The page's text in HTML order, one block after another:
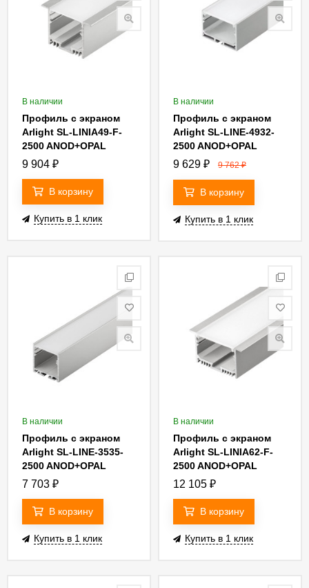
В наличии
Профиль с экраном
Arlight SL-LINIA49-F-
2500 ANOD+OPAL
020469
9 904 ₽
В корзину
Купить в 1 клик
В наличии
Профиль с экраном
Arlight SL-LINE-4932-
2500 ANOD+OPAL
020465
9 629 ₽ 9 762₽
В корзину
Купить в 1 клик
В наличии
Профиль с экраном
Arlight SL-LINE-3535-
2500 ANOD+OPAL
020462
7 703 ₽
В корзину
Купить в 1 клик
В наличии
Профиль с экраном
Arlight SL-LINIA62-F-
2500 ANOD+OPAL
020470
12 105 ₽
В корзину
Купить в 1 клик